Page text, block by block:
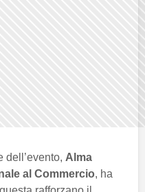
dell’evento, Alma
al Commercio, ha